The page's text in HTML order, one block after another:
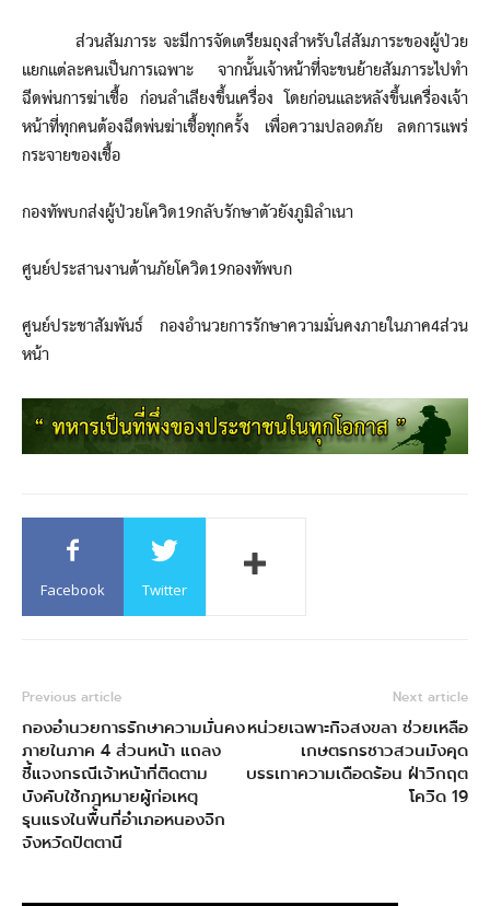
ส่วนสัมภาระ จะมีการจัดเตรียมถุงสำหรับใส่สัมภาระของผู้ป่วย
แยกแต่ละคนเป็นการเฉพาะ จากนั้นเจ้าหน้าที่จะขนย้ายสัมภาระไปทำ
ฉีดพ่นการฆ่าเชื้อ ก่อนลำเลียงขึ้นเครื่อง โดยก่อนและหลังขึ้นเครื่องเจ้า
หน้าที่ทุกคนต้องฉีดพ่นฆ่าเชื้อทุกครั้ง เพื่อความปลอดภัย ลดการแพร่
กระจายของเชื้อ
กองทัพบกส่งผู้ป่วยโควิด19กลับรักษาตัวยังภูมิลำเนา
ศูนย์ประสานงานต้านภัยโควิด19กองทัพบก
ศูนย์ประชาสัมพันธ์ กองอำนวยการรักษาความมั่นคงภายในภาค4ส่วน
หน้า
Facebook Twitter
Previous article
กองอำนวยการรักษาความมั่นคง
ภายในภาค 4 ส่วนหน้า แถลง
ชี้แจงกรณีเจ้าหน้าที่ติดตาม
บังคับใช้กฎหมายผู้ก่อเหตุ
รุนแรงในพื้นที่อำเภอหนองจิก
จังหวัดปัตตานี
Next article
หน่วยเฉพาะกิจสงขลา ช่วยเหลือ
เกษตรกรชาวสวนมังคุด
บรรเทาความเดือดร้อน ฝ่าวิกฤต
โควิด 19